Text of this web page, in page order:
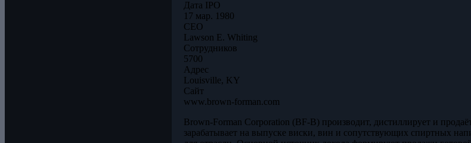
Дата IPO
17 мар. 1980
CEO
Lawson E. Whiting
Сотрудников
5700
Адрес
Louisville, KY
Сайт
www.brown-forman.com
Brown-Forman Corporation (BF-B) производит, дистиллирует и
зарабатывает на выпуске виски, вин и сопутствующих спиртных